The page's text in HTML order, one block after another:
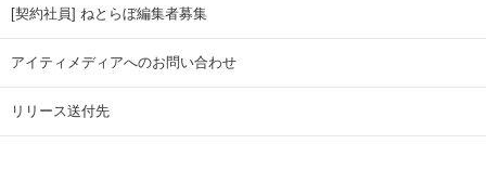
[契約社員] ねとらぼ編集者募集
アイティメディアへのお問い合わせ
リリース送付先